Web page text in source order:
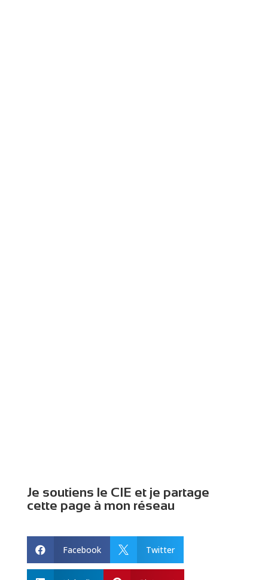
Je soutiens le CIE et je partage
cette page à mon réseau
 Facebook  Twitter